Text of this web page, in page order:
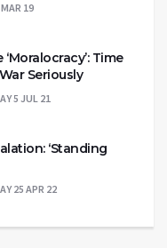
19
Time
Seriously
5 JUL 21
‘Standing
25 APR 22